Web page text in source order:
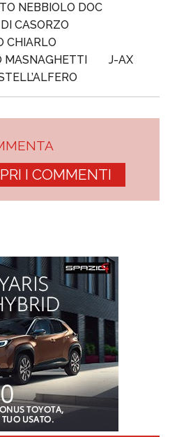
NEBBIOLO DOC
CASORZO
CHIARLO
MASNAGHETTI
J-AX
I COMMENTI